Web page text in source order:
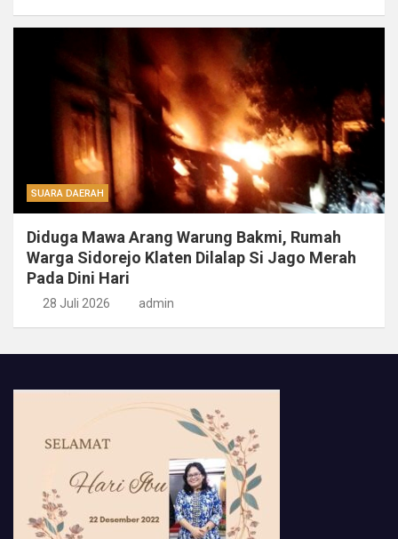
SUARA DAERAH
Diduga Mawa Arang Warung Bakmi, Rumah
Warga Sidorejo Klaten Dilalap Si Jago Merah
Pada Dini Hari
28 Juli 2026 admin